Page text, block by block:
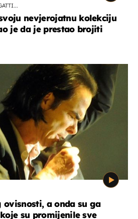
nevjerojatnu kolekciju
je da je prestao brojiti
ovisnosti, a onda su ga
su promijenile sve